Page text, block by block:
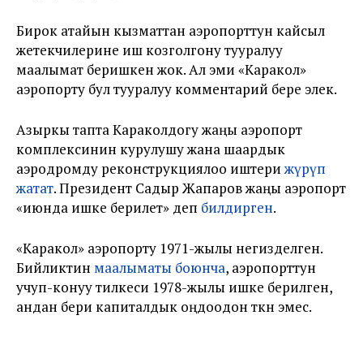
Бирок атайын кызматтан аэропорттун кайсыл
жетекчилерине иш козголгону тууралуу
маалымат беришкен жок. Ал эми «Каракол»
аэропорту бул тууралуу комментарий бере элек.
Азыркы тапта Караколдогу жаңы аэропорт
комплексинин курулушу жана шаардык
аэродромду реконструкциялоо иштерижүрүп
жатат. Президент Садыр Жапаров жаңы аэропорт
«июнда ишке берилет» деп билдирген.
«Каракол» аэропорту 1971-жылы негизделген.
Бийликтин маалыматы боюнча, аэропорттун
учуп-конуу тилкеси 1978-жылы ишке берилген,
андан бери капиталдык оңдоодон өткөн эмес.